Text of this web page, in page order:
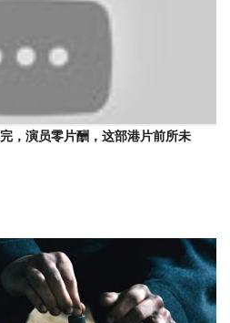
，演员零片酬，这部港片前所未